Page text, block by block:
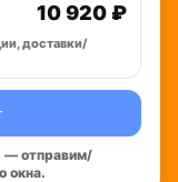
10 920 ₽
доставки/
— отправим/
окна.